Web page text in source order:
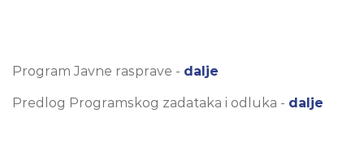
Program Javne rasprave - dalje
Predlog Programskog zadataka i odluka - dalje